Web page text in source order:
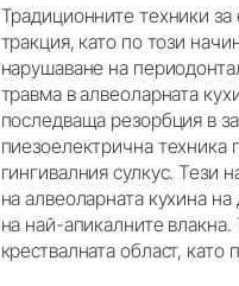
Традиционните техники
тракция, като по този
нарушаване на
травма в алвеоларната
последваща резорбция в
пиезоелектрична техника
гингивалния сулкус. Тези
на алвеоларната кухина
на най-апикалните
крествалната област,